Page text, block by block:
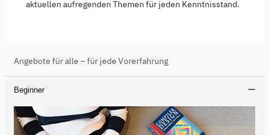
aktuellen aufregenden Themen für jeden Kenntnisstand.
Angebote für alle – für jede Vorerfahrung
Beginner